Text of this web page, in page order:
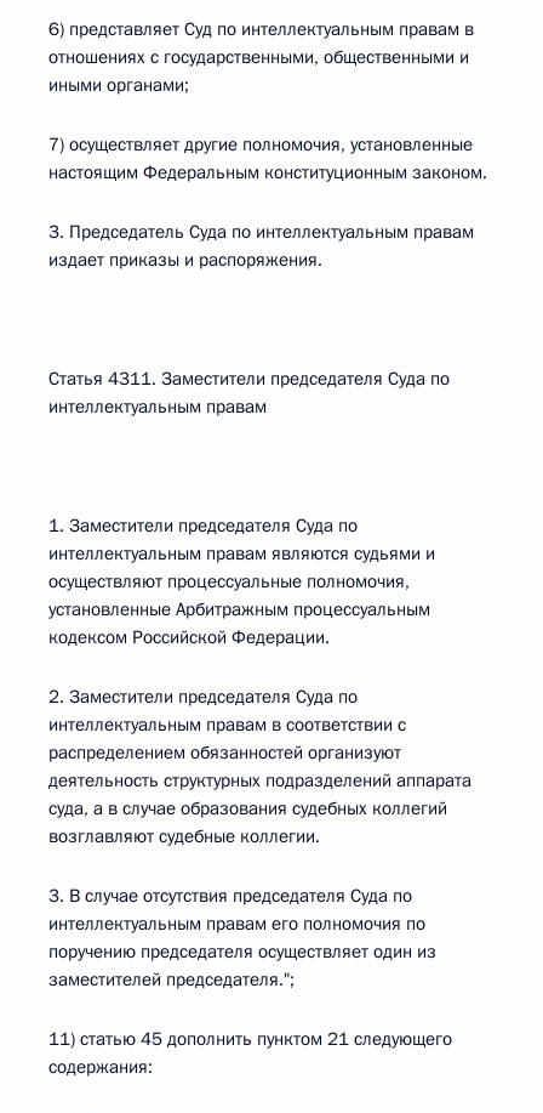
6) представляет Суд по интеллектуальным правам в
отношениях с государственными, общественными и
иными органами;
7) осуществляет другие полномочия, установленные
настоящим Федеральным конституционным законом.
3. Председатель Суда по интеллектуальным правам
издает приказы и распоряжения.
Статья 4311. Заместители председателя Суда по
интеллектуальным правам
1. Заместители председателя Суда по
интеллектуальным правам являются судьями и
осуществляют процессуальные полномочия,
установленные Арбитражным процессуальным
кодексом Российской Федерации.
2. Заместители председателя Суда по
интеллектуальным правам в соответствии с
распределением обязанностей организуют
деятельность структурных подразделений аппарата
суда, а в случае образования судебных коллегий
возглавляют судебные коллегии.
3. В случае отсутствия председателя Суда по
интеллектуальным правам его полномочия по
поручению председателя осуществляет один из
заместителей председателя.";
11) статью 45 дополнить пунктом 21 следующего
содержания: